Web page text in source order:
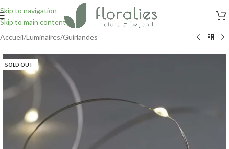
Skip to navigation
Skip to main content
Accueil/Luminaires/Guirlandes
SOLD OUT